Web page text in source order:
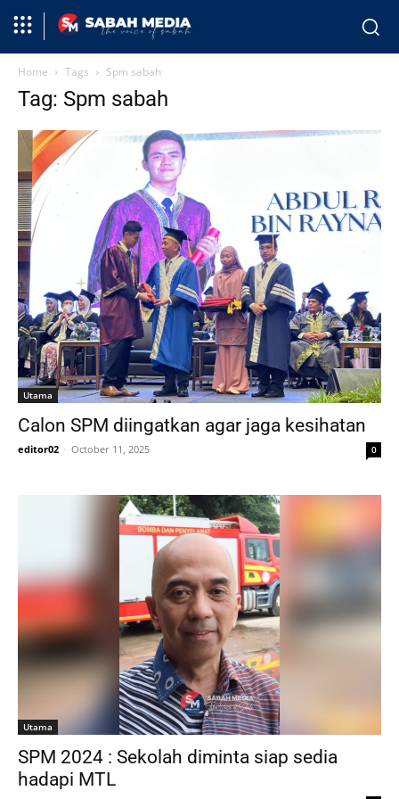
Home Tags Spm sabah
Tag: Spm sabah
Utama
Calon SPM diingatkan agar jaga kesihatan
editor02 - October 11, 2025 0
Utama
SPM 2024 : Sekolah diminta siap sedia
hadapi MTL